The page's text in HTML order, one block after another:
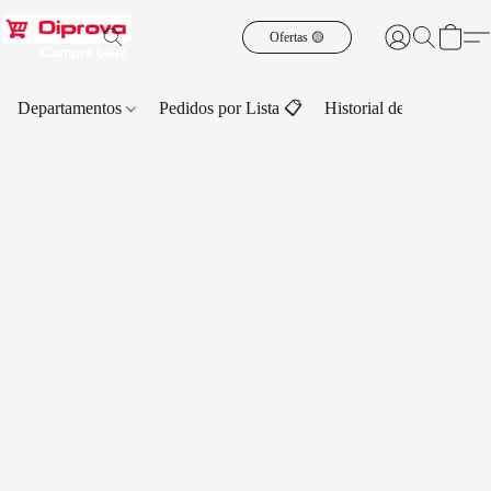
Ofertas 🟡
Departamentos Pedidos por Lista 📋 Historial de Pedidos